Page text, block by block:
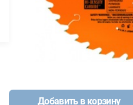
Добавить в корзину